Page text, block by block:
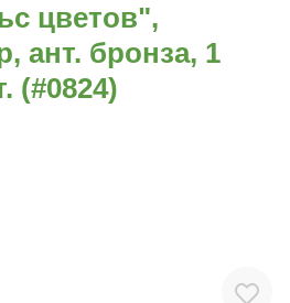
цветов",
ант. бронза, 1
(#0824)